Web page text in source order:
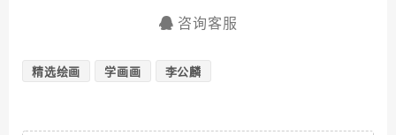
咨询客服
精选绘画 学画画 李公麟